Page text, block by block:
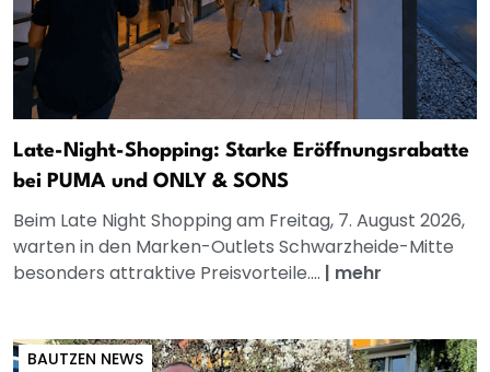
Late-Night-Shopping: Starke Eröffnungsrabatte
bei PUMA und ONLY & SONS
Beim Late Night Shopping am Freitag, 7. August 2026,
warten in den Marken-Outlets Schwarzheide-Mitte
besonders attraktive Preisvorteile.... | mehr
BAUTZEN NEWS